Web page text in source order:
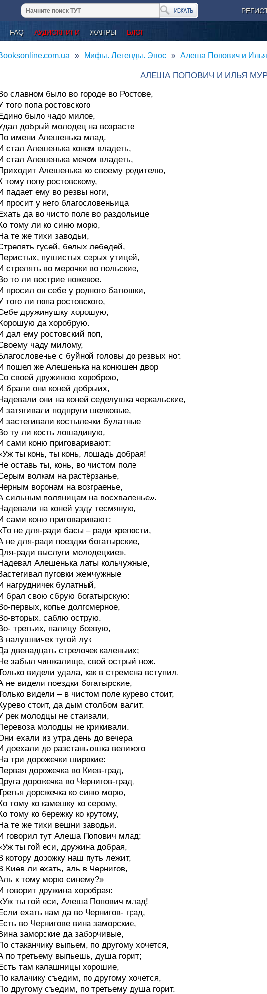
FAQ АУДИОКНИГИ ЖАНРЫ БЛОГ
Мифы. Легенды. Эпос Алеша Попович и
АЛЕША ПОПОВИЧ И ИЛЬЯ
славном было во городе во Ростове,
того попа ростовского
было чадо милое,
добрый молодец на возрасте
имени Алешенька млад.
стал Алешенька конем владеть,
стал Алешенька мечом владеть,
Алешенька ко своему родителю,
тому попу ростовскому,
падает ему во резвы ноги,
просит у него благословеньица
да во чисто поле во раздольице
тому ли ко синю морю,
те же тихи заводьи,
гусей, белых лебедей,
пушистых серых утицей,
стрелять во мерочки во польские,
то ли вострие ножевое.
просил он себе у родного батюшки,
того ли попа ростовского,
дружинушку хорошую,
да хоробрую.
дал ему ростовский поп,
чаду милому,
с буйной головы до резвых ног.
пошел же Алешенька на конюшен двор
своей дружиною хороброю,
брали они коней добрыих,
они на коней седелушка черкальские,
затягивали подпруги шелковые,
застегивали костылечки булатные
ту ли кость лошадиную,
сами коню приговаривают:
ты конь, ты конь, лошадь добрая!
оставь ты, конь, во чистом поле
волкам на растёрзанье,
воронам на возграенье,
сильным поляницам на восхваленье».
на коней узду тесмяную,
сами коню приговаривают:
не для-ради басы – ради крепости,
не для-ради поездки богатырские,
ради выслуги молодецкие».
Алешенька латы кольчужные,
пуговки жемчужные
нагрудничек булатный,
брал свою сбрую богатырскую:
первых, копье долгомерное,
вторых, саблю острую,
третьих, палицу боевую,
налушничек тугой лук
двенадцать стрелочек каленыих;
забыл чинжалище, свой острый нож.
видели удала, как в стремена вступил,
не видели поездки богатырские,
видели – в чистом поле курево стоит,
стоит, да дым столбом валит.
рек молодцы не стаивали,
молодцы не крикивали.
ехали из утра день до вечера
доехали до разстаньюшка великого
три дорожечки широкие:
дорожечка во Киев-град,
дорожечка во Чернигов-град,
дорожечка ко синю морю,
тому ко камешку ко серому,
тому ко бережку ко крутому,
те же тихи вешни заводьи.
говорил тут Алеша Попович млад:
ты гой еси, дружина добрая,
котору дорожку наш путь лежит,
Киев ли ехать, аль в Чернигов,
к тому морю синему?»
говорит дружина хоробрая:
ты гой еси, Алеша Попович млад!
ехать нам да во Чернигов- град,
во Чернигове вина заморские,
заморские да заборчивые,
стаканчику выпьем, по другому хочется,
по третьему выпьешь, душа горит;
там калашницы хорошие,
калачику съедим, по другому хочется,
другому съедим, по третьему душа горит.